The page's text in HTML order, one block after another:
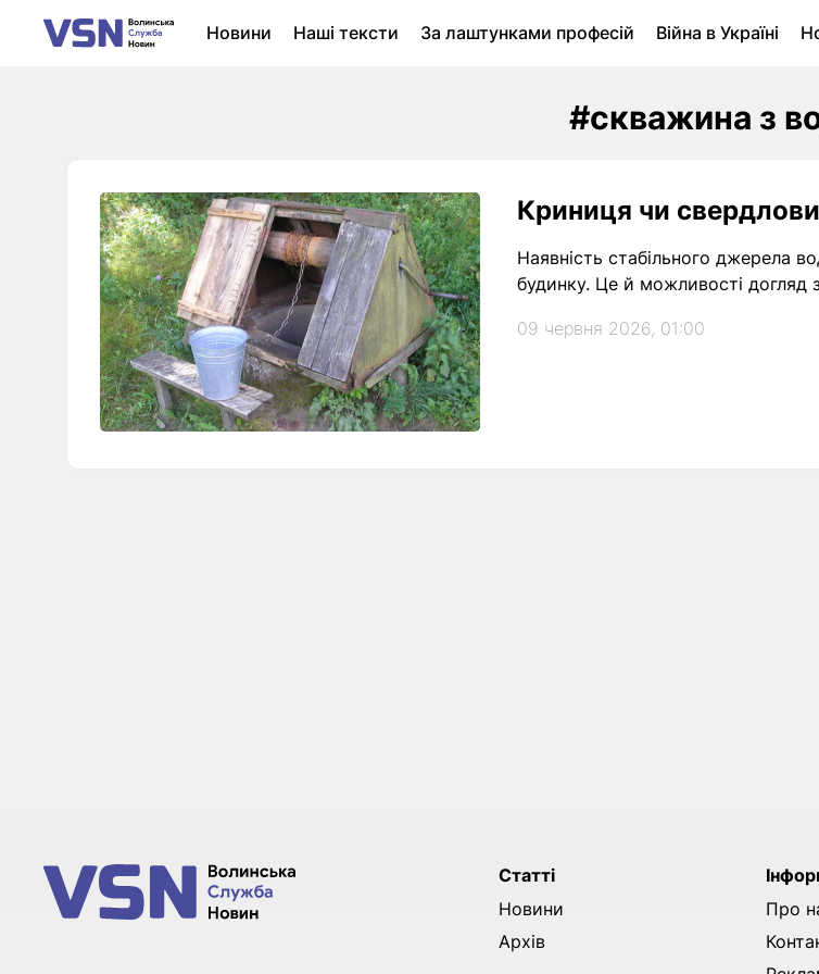
Новини Наші тексти За лаштунками професій Війна в Україні
#скважина з
Криниця чи
Наявність стабільного джерела
будинку. Це й можливості догляд
09 червня 2026, 01:00
Статті
Новини
Архів
Про